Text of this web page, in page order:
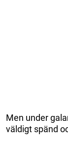
Men under
väldigt spänd